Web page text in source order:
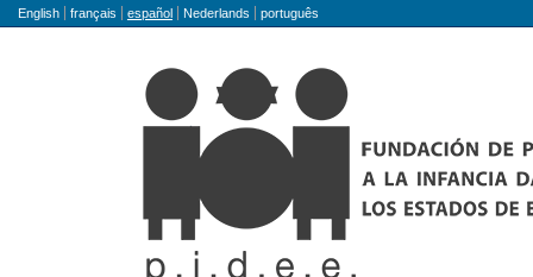
Idioma
English français español Nederlands português